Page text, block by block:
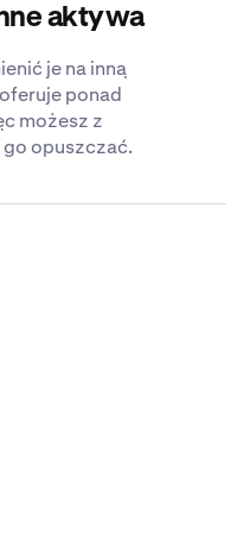
aktywa
je na inną
ponad
możesz z
opuszczać.